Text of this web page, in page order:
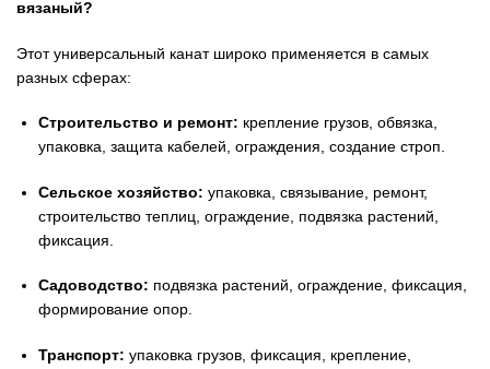
вязаный?
Этот универсальный канат широко применяется в самых
разных сферах:
Строительство и ремонт: крепление грузов, обвязка,
упаковка, защита кабелей, ограждения, создание строп.
Сельское хозяйство: упаковка, связывание, ремонт,
строительство теплиц, ограждение, подвязка растений,
фиксация.
Садоводство: подвязка растений, ограждение, фиксация,
формирование опор.
Транспорт: упаковка грузов, фиксация, крепление,